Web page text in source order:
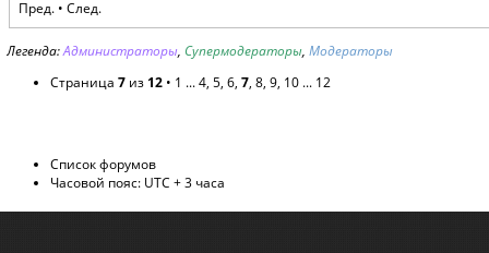
Пред.• След.
Легенда:Администраторы, Супермодераторы, Модераторы
Страница 7 из 12 • 1 ...4, 5, 6, 7, 8, 9, 10 ... 12
Список форумов
Часовой пояс: UTC + 3 часа